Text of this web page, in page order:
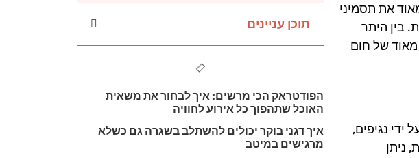
את תסמיני
בין היתר
של חום
ידי נגיפים,
ניתן
תוכן עניינים
הפודטראק הכי מרשים: איך לבחור את משאית
האוכל שתהפוך כל אירוע לחוויה
איך דגני בוקר יכולים להשתלב בשגרה גם כשלא
מרגישים במיטב